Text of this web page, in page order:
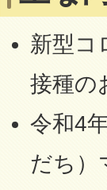
新型コ
接種の
令和4
だち）